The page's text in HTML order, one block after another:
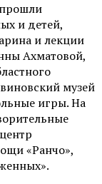
и детей,
и лекции
Ахматовой,
музей
игры. На
«Ранчо»,